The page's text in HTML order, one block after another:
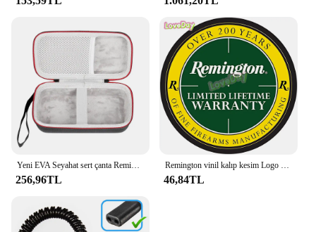
Yeni EVA Seyahat sert çanta Remington F5-5800 Şarj Edilebilir Folyo Interceptor Tıraş Teknolojisi şarj cihazı ile
256,96TL
Remington vinil kalıp kesim Logo çıkartması abd bayrağı Oval yaratıcı tamir Sticker araba vücut dekorasyon kulübü çıkartması
46,84TL